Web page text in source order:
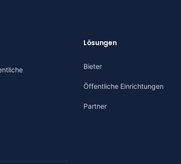
Lösungen
Bieter
Öffentliche Einrichtungen
Partner